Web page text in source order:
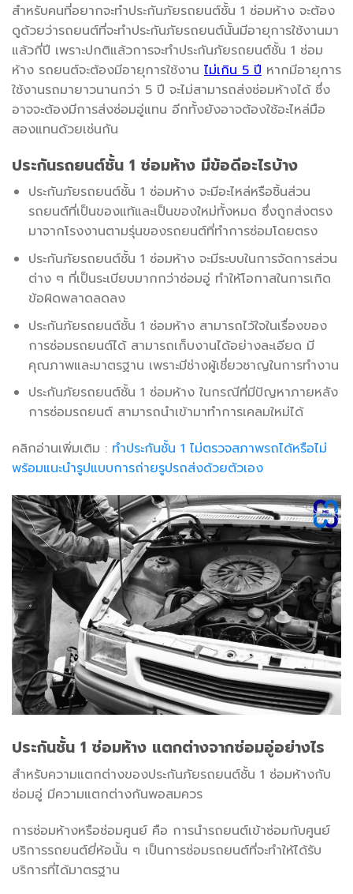
สำหรับคนที่อยากจะทำประกันภัยรถยนต์ชั้น 1 ซ่อมห้าง จะต้อง
ดูด้วยว่ารถยนต์ที่จะทำประกันภัยรถยนต์นั้นมีอายุการใช้งานมา
แล้วกี่ปี เพราะปกติแล้วการจะทำประกันภัยรถยนต์ชั้น 1 ซ่อม
ห้าง รถยนต์จะต้องมีอายุการใช้งาน ไม่เกิน 5 ปี หากมีอายุการ
ใช้งานรถมายาวนานกว่า 5 ปี จะไม่สามารถส่งซ่อมห้างได้ ซึ่ง
อาจจะต้องมีการส่งซ่อมอู่แทน อีกทั้งยังอาจต้องใช้อะไหล่มือ
สองแทนด้วยเช่นกัน
ประกันรถยนต์ชั้น 1 ซ่อมห้าง มีข้อดีอะไรบ้าง
ประกันภัยรถยนต์ชั้น 1 ซ่อมห้าง จะมีอะไหล่หรือชิ้นส่วน
รถยนต์ที่เป็นของแท้และเป็นของใหม่ทั้งหมด ซึ่งถูกส่งตรง
มาจากโรงงานตามรุ่นของรถยนต์ที่ทำการซ่อมโดยตรง
ประกันภัยรถยนต์ชั้น 1 ซ่อมห้าง จะมีระบบในการจัดการส่วน
ต่าง ๆ ที่เป็นระเบียบมากกว่าซ่อมอู่ ทำให้โอกาสในการเกิด
ข้อผิดพลาดลดลง
ประกันภัยรถยนต์ชั้น 1 ซ่อมห้าง สามารถไว้ใจในเรื่องของ
การซ่อมรถยนต์ได้ สามารถเก็บงานได้อย่างละเอียด มี
คุณภาพและมาตรฐาน เพราะมีช่างผู้เชี่ยวชาญในการทำงาน
ประกันภัยรถยนต์ชั้น 1 ซ่อมห้าง ในกรณีที่มีปัญหาภายหลัง
การซ่อมรถยนต์ สามารถนำเข้ามาทำการเคลมใหม่ได้
คลิกอ่านเพิ่มเติม : ทำประกันชั้น 1 ไม่ตรวจสภาพรถได้หรือไม่
พร้อมแนะนำรูปแบบการถ่ายรูปรถส่งด้วยตัวเอง
ประกันชั้น 1 ซ่อมห้าง แตกต่างจากซ่อมอู่อย่างไร
สำหรับความแตกต่างของประกันภัยรถยนต์ชั้น 1 ซ่อมห้างกับ
ซ่อมอู่ มีความแตกต่างกันพอสมควร
การซ่อมห้างหรือซ่อมศูนย์ คือ การนำรถยนต์เข้าซ่อมกับศูนย์
บริการรถยนต์ยี่ห้อนั้น ๆ เป็นการซ่อมรถยนต์ที่จะทำให้ได้รับ
บริการที่ได้มาตรฐาน